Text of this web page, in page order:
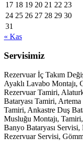
17 18 19 20 21 22 23
24 25 26 27 28 29 30
31
« Kas
Servisimiz
Rezervuar İç Takım
Ayaklı Lavabo Montajı,
Rezervuar Tamiri,
Bataryası Tamiri,
Tamiri, Ankastre Duş
Musluğu Montajı, Tamiri,
Banyo Bataryası
Rezervuar Servisi,